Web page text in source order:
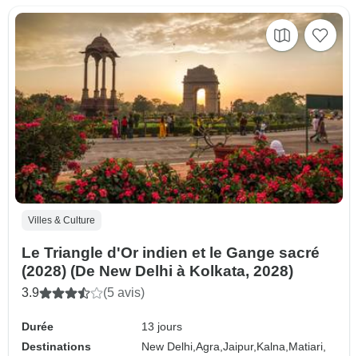
Villes & Culture
Le Triangle d'Or indien et le Gange sacré
(2028) (De New Delhi à Kolkata, 2028)
3.9 (5 avis)
Durée
13 jours
Destinations
New Delhi,Agra,Jaipur,Kalna,Matiari,